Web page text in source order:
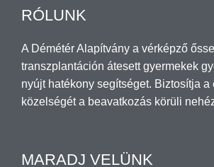
RÓLUNK
A Démétér Alapítvány a vérképző
transzplantáción átesett gyermekek
nyújt hatékony segítséget. Biztosítja a
közelségét a beavatkozás körüli
MARADJ VELÜNK